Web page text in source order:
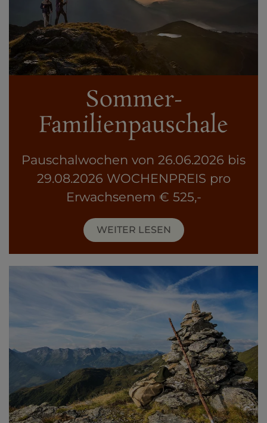
Sommer-
Familienpauschale
Pauschalwochen von 26.06.2026 bis
29.08.2026 WOCHENPREIS pro
Erwachsenem € 525,-
WEITER LESEN